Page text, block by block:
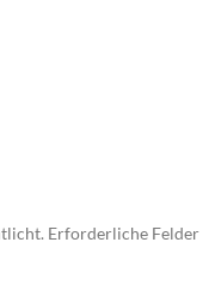
Erforderliche Felder